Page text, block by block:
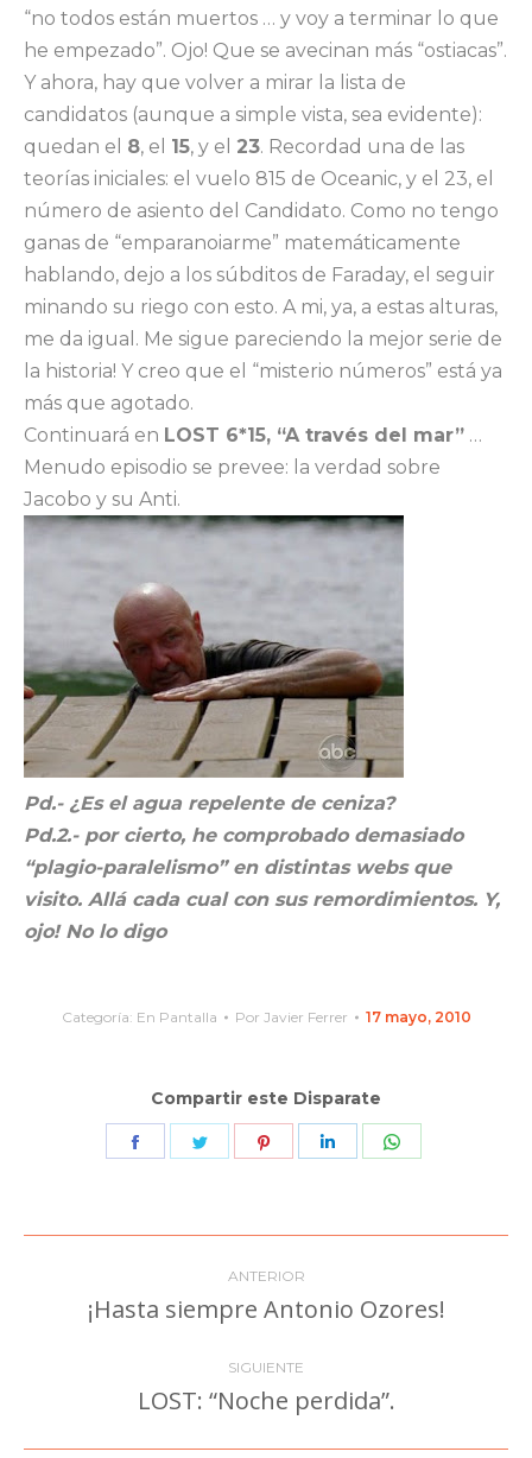
“no todos están muertos … y voy a terminar lo que
he empezado”. Ojo! Que se avecinan más “ostiacas”.
Y ahora, hay que volver a mirar la lista de
candidatos (aunque a simple vista, sea evidente):
quedan el 8, el 15, y el 23. Recordad una de las
teorías iniciales: el vuelo 815 de Oceanic, y el 23, el
número de asiento del Candidato. Como no tengo
ganas de “emparanoiarme” matemáticamente
hablando, dejo a los súbditos de Faraday, el seguir
minando su riego con esto. A mi, ya, a estas alturas,
me da igual. Me sigue pareciendo la mejor serie de
la historia! Y creo que el “misterio números” está ya
más que agotado.
Continuará en LOST 6*15, “A través del mar” …
Menudo episodio se prevee: la verdad sobre
Jacobo y su Anti.
Pd.- ¿Es el agua repelente de ceniza?
Pd.2.- por cierto, he comprobado demasiado
“plagio-paralelismo” en distintas webs que
visito. Allá cada cual con sus remordimientos. Y,
ojo! No lo digo
Categoría: En Pantalla Por Javier Ferrer 17 mayo, 2010
Compartir este Disparate
Share
Share
Share
Share
Navegación
entre
publicaciones
ANTERIOR
Publicación
¡Hasta siempre Antonio Ozores!
SIGUIENTE
Publicación
LOST: “Noche perdida”.